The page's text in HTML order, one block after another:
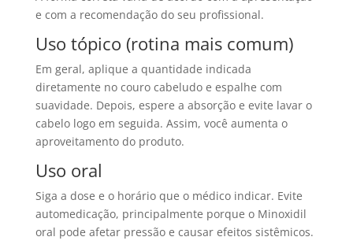
e com a recomendação do seu profissional.
Uso tópico (rotina mais comum)
Em geral, aplique a quantidade indicada
diretamente no couro cabeludo e espalhe com
suavidade. Depois, espere a absorção e evite lavar o
cabelo logo em seguida. Assim, você aumenta o
aproveitamento do produto.
Uso oral
Siga a dose e o horário que o médico indicar. Evite
automedicação, principalmente porque o Minoxidil
oral pode afetar pressão e causar efeitos sistêmicos.